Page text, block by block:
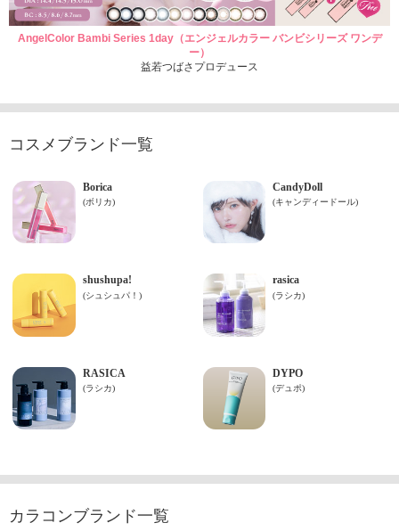
AngelColor Bambi Series 1day（エンジェルカラー バンビシリーズ ワンデ
ー）
益若つばさプロデュース
コスメブランド一覧
カラコンブランド一覧